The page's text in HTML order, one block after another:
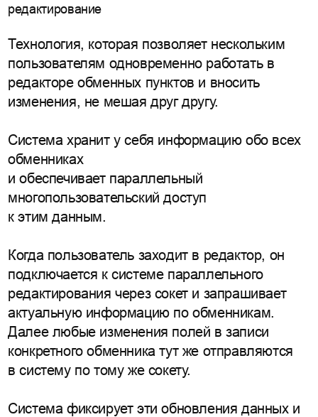
редактирование
Технология, которая позволяет нескольким
пользователям одновременно работать в
редакторе обменных пунктов и вносить
изменения, не мешая друг другу.
Система хранит у себя информацию обо всех
обменниках
и обеспечивает параллельный
многопользовательский доступ
к этим данным.
Когда пользователь заходит в редактор, он
подключается к системе параллельного
редактирования через сокет и запрашивает
актуальную информацию по обменникам.
Далее любые изменения полей в записи
конкретного обменника тут же отправляются
в систему по тому же сокету.
Система фиксирует эти обновления данных и